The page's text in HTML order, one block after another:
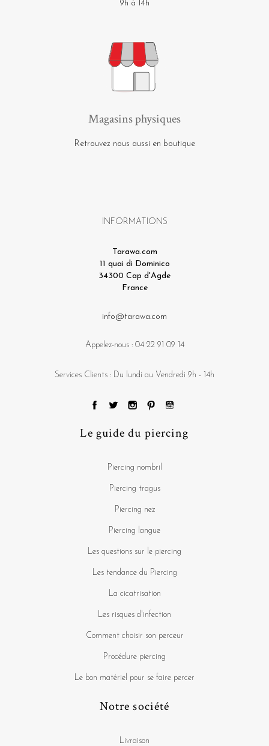
9h à 14h
Magasins physiques
Retrouvez nous aussi en boutique
INFORMATIONS
Tarawa.com
11 quai di Dominico
34300 Cap d'Agde
France
info@tarawa.com
Appelez-nous : 04 22 91 09 14
Services Clients : Du lundi au Vendredi 9h - 14h
Le guide du piercing
Piercing nombril
Piercing tragus
Piercing nez
Piercing langue
Les questions sur le piercing
Les tendance du Piercing
La cicatrisation
Les risques d'infection
Comment choisir son perceur
Procédure piercing
Le bon matériel pour se faire percer
Notre société
Livraison